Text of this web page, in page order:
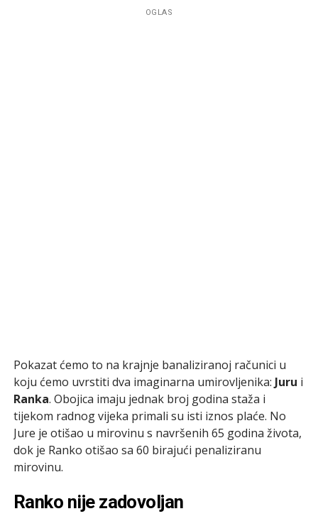
OGLAS
Pokazat ćemo to na krajnje banaliziranoj računici u
koju ćemo uvrstiti dva imaginarna umirovljenika: Juru i
Ranka. Obojica imaju jednak broj godina staža i
tijekom radnog vijeka primali su isti iznos plaće. No
Jure je otišao u mirovinu s navršenih 65 godina života,
dok je Ranko otišao sa 60 birajući penaliziranu
mirovinu.
Ranko nije zadovoljan